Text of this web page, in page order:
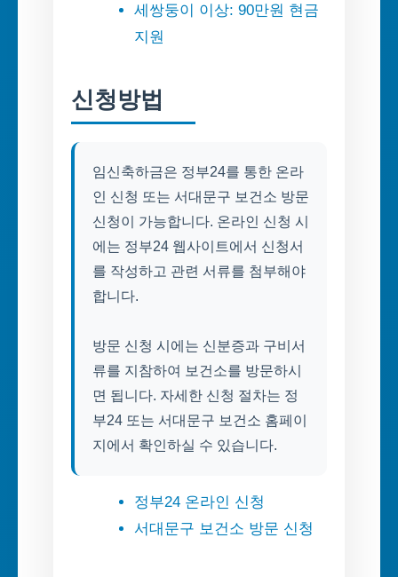
세쌍둥이 이상: 90만원 현금
지원
신청방법
임신축하금은 정부24를 통한 온라
인 신청 또는 서대문구 보건소 방문
신청이 가능합니다. 온라인 신청 시
에는 정부24 웹사이트에서 신청서
를 작성하고 관련 서류를 첨부해야
합니다.
방문 신청 시에는 신분증과 구비서
류를 지참하여 보건소를 방문하시
면 됩니다. 자세한 신청 절차는 정
부24 또는 서대문구 보건소 홈페이
지에서 확인하실 수 있습니다.
정부24 온라인 신청
서대문구 보건소 방문 신청